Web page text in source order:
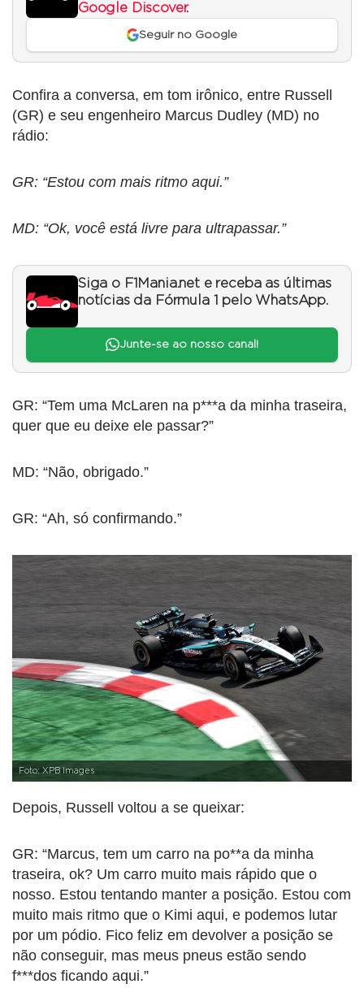
Google Discover.
Seguir no Google
Confira a conversa, em tom irônico, entre Russell
(GR) e seu engenheiro Marcus Dudley (MD) no
rádio:
GR: “Estou com mais ritmo aqui.”
MD: “Ok, você está livre para ultrapassar.”
Siga o F1Mania.net e receba as últimas
notícias da Fórmula 1 pelo WhatsApp.
Junte-se ao nosso canal!
GR: “Tem uma McLaren na p***a da minha traseira,
quer que eu deixe ele passar?”
MD: “Não, obrigado.”
GR: “Ah, só confirmando.”
Foto: XPB Images
Depois, Russell voltou a se queixar:
GR: “Marcus, tem um carro na po**a da minha
traseira, ok? Um carro muito mais rápido que o
nosso. Estou tentando manter a posição. Estou com
muito mais ritmo que o Kimi aqui, e podemos lutar
por um pódio. Fico feliz em devolver a posição se
não conseguir, mas meus pneus estão sendo
f***dos ficando aqui.”